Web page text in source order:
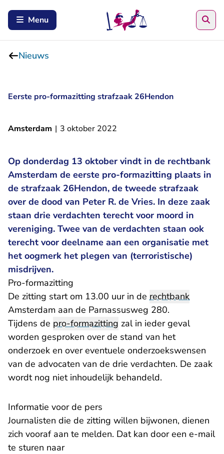
Menu
Nieuws
Eerste pro-formazitting strafzaak 26Hendon
Amsterdam | 3 oktober 2022
Op donderdag 13 oktober vindt in de rechtbank
Amsterdam de eerste pro-formazitting plaats in
de strafzaak 26Hendon, de tweede strafzaak
over de dood van Peter R. de Vries. In deze zaak
staan drie verdachten terecht voor moord in
vereniging. Twee van de verdachten staan ook
terecht voor deelname aan een organisatie met
het oogmerk het plegen van (terroristische)
misdrijven.
Pro-formazitting
De zitting start om 13.00 uur in de rechtbank
Amsterdam aan de Parnassusweg 280.
Tijdens de pro-formazitting zal in ieder geval
worden gesproken over de stand van het
onderzoek en over eventuele onderzoekswensen
van de advocaten van de drie verdachten. De zaak
wordt nog niet inhoudelijk behandeld.
Informatie voor de pers
Journalisten die de zitting willen bijwonen, dienen
zich vooraf aan te melden. Dat kan door een e-mail
te sturen naar